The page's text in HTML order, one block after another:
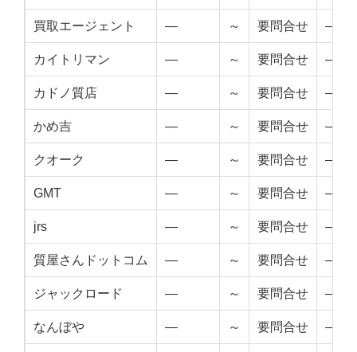
買取エージェント — ～ 要問合せ —
カイトリマン — ～ 要問合せ —
カドノ質店 — ～ 要問合せ —
かめ吉 — ～ 要問合せ —
クオーク — ～ 要問合せ —
GMT — ～ 要問合せ —
jrs — ～ 要問合せ —
質屋さんドットコム — ～ 要問合せ —
ジャックロード — ～ 要問合せ —
なんぼや — ～ 要問合せ —